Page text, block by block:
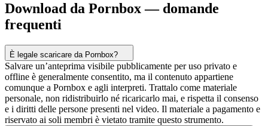
Download da Pornbox — domande
frequenti
È legale scaricare da Pornbox?
Salvare un’anteprima visibile pubblicamente per uso privato e
offline è generalmente consentito, ma il contenuto appartiene
comunque a Pornbox e agli interpreti. Trattalo come materiale
personale, non ridistribuirlo né ricaricarlo mai, e rispetta il consenso
e i diritti delle persone presenti nel video. Il materiale a pagamento e
riservato ai soli membri è vietato tramite questo strumento.